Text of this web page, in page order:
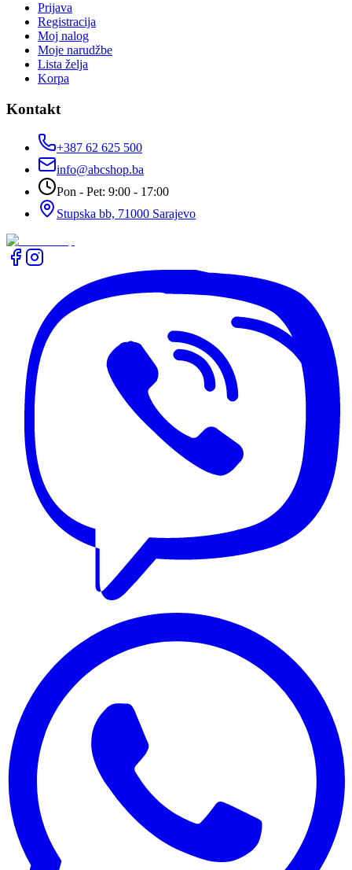
Prijava
Registracija
Moj nalog
Moje narudžbe
Lista želja
Korpa
Kontakt
+387 62 625 500
info@abcshop.ba
Pon - Pet: 9:00 - 17:00
Stupska bb, 71000 Sarajevo